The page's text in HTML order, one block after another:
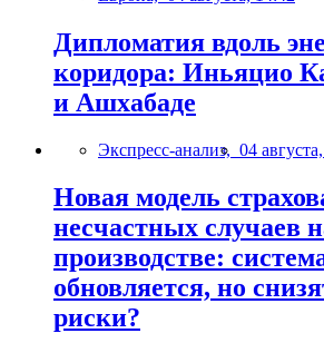
Дипломатия вдоль
коридора: Иньяцио
и Ашхабаде
Экспресс-анализ, 04
Новая модель
несчастных случаев
производстве:
обновляется, но
риски?